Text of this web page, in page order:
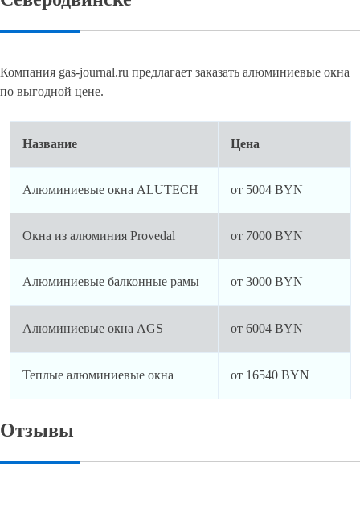
Компания gas-journal.ru предлагает заказать алюминиевые окна
по выгодной цене.
Название Цена
Алюминиевые окна ALUTECH от 5004 BYN
Окна из алюминия Provedal от 7000 BYN
Алюминиевые балконные рамы от 3000 BYN
Алюминиевые окна AGS от 6004 BYN
Теплые алюминиевые окна от 16540 BYN
Отзывы